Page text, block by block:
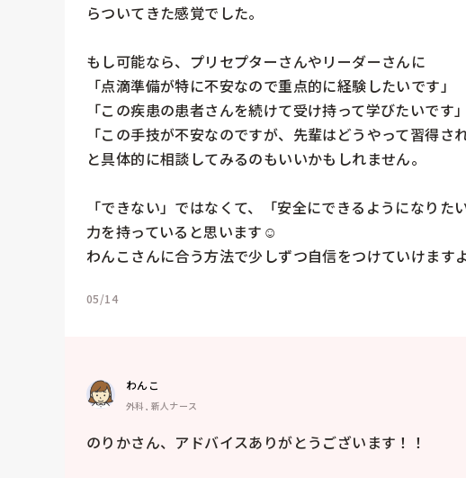
らついてきた感覚でした。
もし可能なら、プリセプターさんやリーダーさんに
「点滴準備が特に不安なので重点的に経験したいです」
「この疾患の患者さんを続けて受け持って学びたいです」
「この手技が不安なのですが、先輩はどうやって習得さ
と具体的に相談してみるのもいいかもしれません。
「できない」ではなくて、「安全にできるようになり
力を持っていると思います☺️
わんこさんに合う方法で少しずつ自信をつけていけます
05/14
わんこ
外科, 新人ナース
のりかさん、アドバイスありがとうございます！！